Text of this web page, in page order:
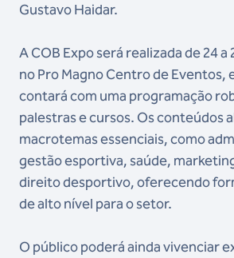
Gustavo Haidar.
A COB Expo será realizada de 24
no Pro Magno Centro de Eventos,
contará com uma programação
palestras e cursos. Os conteúdos
macrotemas essenciais, como
gestão esportiva, saúde,
direito desportivo, oferecendo
de alto nível para o setor.
O público poderá ainda vivenciar